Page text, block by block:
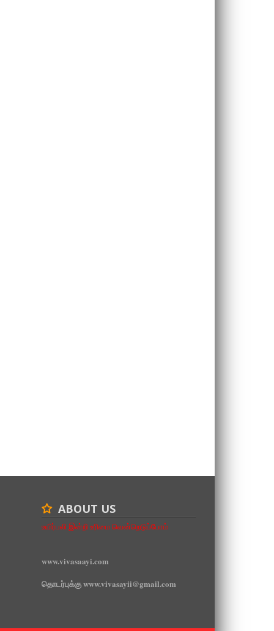
ABOUT US
உயிர்பலி இன்றி உரிமை வென்றெடுப்போம்
www.vivasaayi.com
தொடர்புக்கு www.vivasayii@gmail.com